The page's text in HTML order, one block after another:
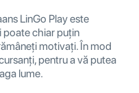
LinGo Play este
poate chiar puțin
motivați. În mod
pentru a vă putea
lume.